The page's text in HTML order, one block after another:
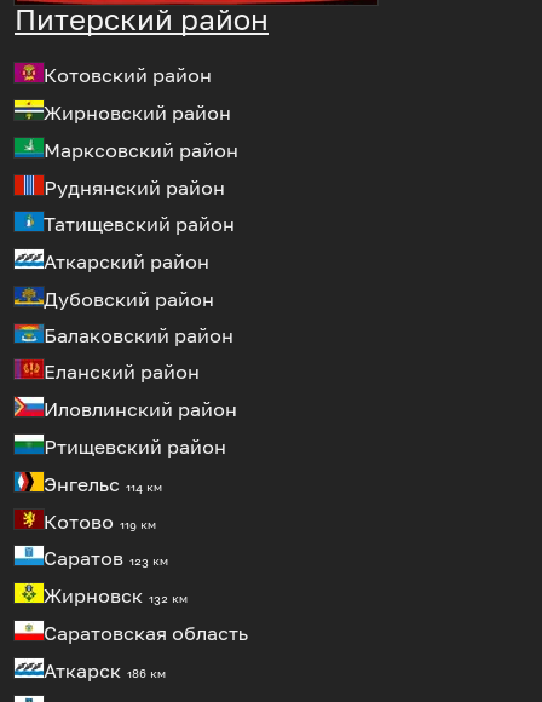
Питерский район
Котовский район
Жирновский район
Марксовский район
Руднянский район
Татищевский район
Аткарский район
Дубовский район
Балаковский район
Еланский район
Иловлинский район
Ртищевский район
Энгельс 114 км
Котово 119 км
Саратов 123 км
Жирновск 132 км
Саратовская область
Аткарск 186 км